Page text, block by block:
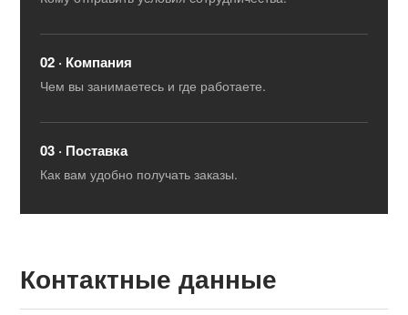
02 · Компания
Чем вы занимаетесь и где работаете.
03 · Поставка
Как вам удобно получать заказы.
Контактные данные